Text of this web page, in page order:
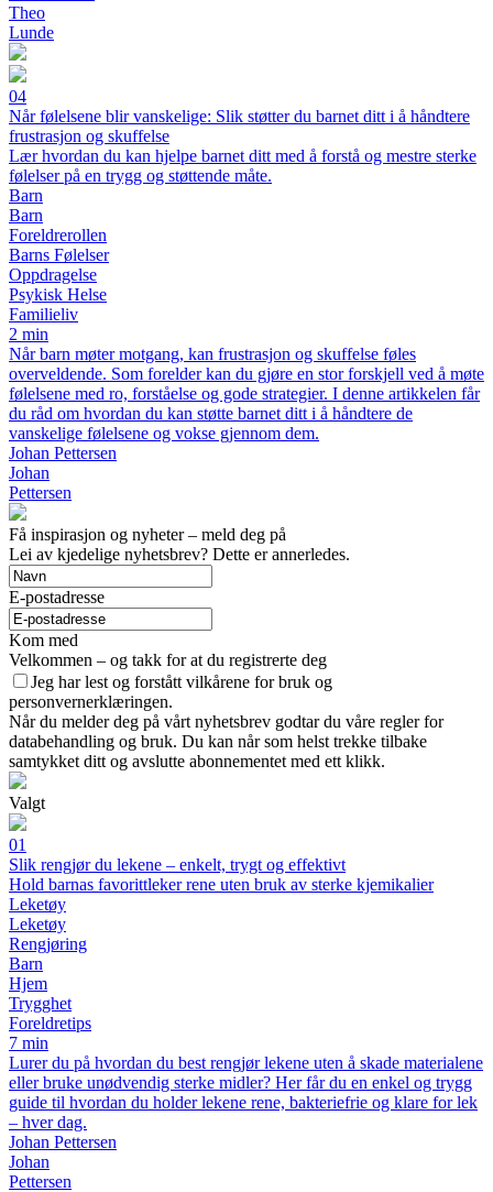
Theo
Lunde
04
Når følelsene blir vanskelige: Slik støtter du barnet ditt i å håndtere
frustrasjon og skuffelse
Lær hvordan du kan hjelpe barnet ditt med å forstå og mestre sterke
følelser på en trygg og støttende måte.
Barn
Barn
Foreldrerollen
Barns Følelser
Oppdragelse
Psykisk Helse
Familieliv
2 min
Når barn møter motgang, kan frustrasjon og skuffelse føles
overveldende. Som forelder kan du gjøre en stor forskjell ved å møte
følelsene med ro, forståelse og gode strategier. I denne artikkelen får
du råd om hvordan du kan støtte barnet ditt i å håndtere de
vanskelige følelsene og vokse gjennom dem.
Johan Pettersen
Johan
Pettersen
Få inspirasjon og nyheter – meld deg på
Lei av kjedelige nyhetsbrev? Dette er annerledes.
E-postadresse
Kom med
Velkommen – og takk for at du registrerte deg
Jeg har lest og forstått vilkårene for bruk og
personvernerklæringen.
Når du melder deg på vårt nyhetsbrev godtar du våre regler for
databehandling og bruk. Du kan når som helst trekke tilbake
samtykket ditt og avslutte abonnementet med ett klikk.
Valgt
01
Slik rengjør du lekene – enkelt, trygt og effektivt
Hold barnas favorittleker rene uten bruk av sterke kjemikalier
Leketøy
Leketøy
Rengjøring
Barn
Hjem
Trygghet
Foreldretips
7 min
Lurer du på hvordan du best rengjør lekene uten å skade materialene
eller bruke unødvendig sterke midler? Her får du en enkel og trygg
guide til hvordan du holder lekene rene, bakteriefrie og klare for lek
– hver dag.
Johan Pettersen
Johan
Pettersen